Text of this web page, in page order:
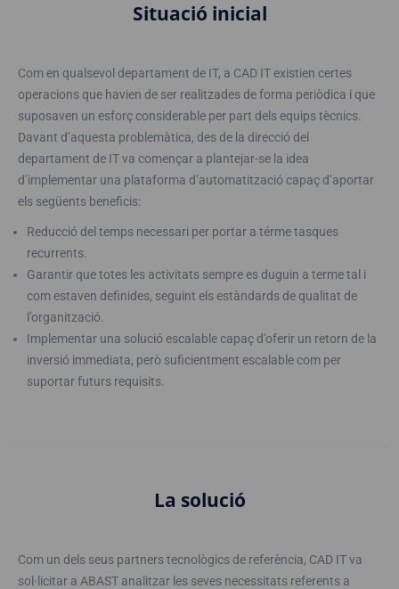
Situació inicial
Com en qualsevol departament de IT, a CAD IT existien certes
operacions que havien de ser realitzades de forma periòdica i que
suposaven un esforç considerable per part dels equips tècnics.
Davant d’aquesta problemàtica, des de la direcció del
departament de IT va començar a plantejar-se la idea
d’implementar una plataforma d’automatització capaç d’aportar
els següents beneficis:
Reducció del temps necessari per portar a térme tasques
recurrents.
Garantir que totes les activitats sempre es duguin a terme tal i
com estaven definides, seguint els estàndards de qualitat de
l’organització.
Implementar una solució escalable capaç d’oferir un retorn de la
inversió immediata, però suficientment escalable com per
suportar futurs requisits.
La solució
Com un dels seus partners tecnològics de referència, CAD IT va
sol·licitar a ABAST analitzar les seves necessitats referents a